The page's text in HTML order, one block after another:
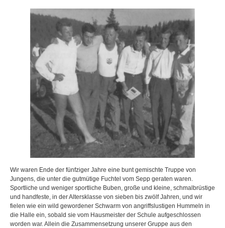
Wir waren Ende der fünfziger Jahre eine bunt gemischte Truppe von
Jungens, die unter die gutmütige Fuchtel vom Sepp geraten waren.
Sportliche und weniger sportliche Buben, große und kleine, schmalbrüstige
und handfeste, in der Altersklasse von sieben bis zwölf Jahren, und wir
fielen wie ein wild gewordener Schwarm von angriffslustigen Hummeln in
die Halle ein, sobald sie vom Hausmeister der Schule aufgeschlossen
worden war. Allein die Zusammensetzung unserer Gruppe aus den